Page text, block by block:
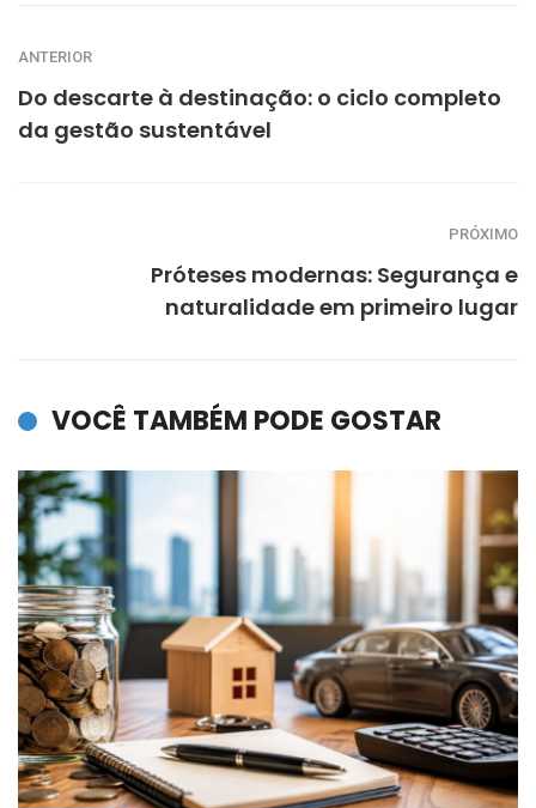
ANTERIOR
Do descarte à destinação: o ciclo completo
da gestão sustentável
PRÓXIMO
Próteses modernas: Segurança e
naturalidade em primeiro lugar
VOCÊ TAMBÉM PODE GOSTAR